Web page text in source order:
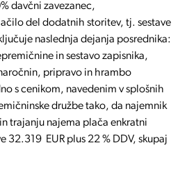
davčni zavezanec,
del dodatnih storitev, tj. sestave
naslednja dejanja posrednika:
in sestavo zapisnika,
pripravo in hrambo
s cenikom, navedenim v splošnih
družbe tako, da najemnik
trajanju najema plača enkratni
32.319 EUR plus 22 % DDV, skupaj